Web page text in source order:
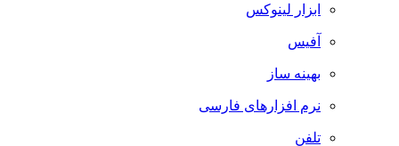
ابزار لینوکس
آفیس
بهینه ساز
نرم افزارهای فارسی
تلفن